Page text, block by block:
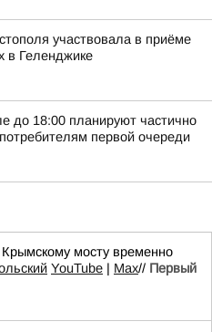
участвовала в приёме
в Геленджике
до 18:00 планируют частично
первой очереди
мосту временно
YouTube | Max// Первый